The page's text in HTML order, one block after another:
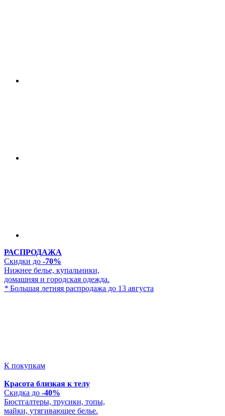
РАСПРОДАЖА
Скидки до -70%
Нижнее белье, купальники,
домашняя и городская одежда.
* Большая летняя распродажа до 13 августа
К покупкам
Красота близкая к телу
Скидка до -40%
Бюстгалтеры, трусики, топы,
майки, утягивающее белье.